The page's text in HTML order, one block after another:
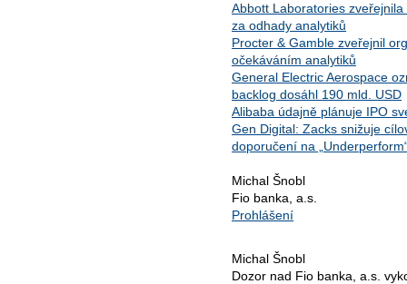
Abbott Laboratories
za odhady analytiků
Procter & Gamble zveřejnil
očekáváním analytiků
General Electric Aerospace
backlog dosáhl 190 mld. USD
Alibaba údajně plánuje IPO
Gen Digital: Zacks snižuje
doporučení na
Michal Šnobl
Fio banka, a.s.
Prohlášení
Michal Šnobl
Dozor nad Fio banka, a.s.